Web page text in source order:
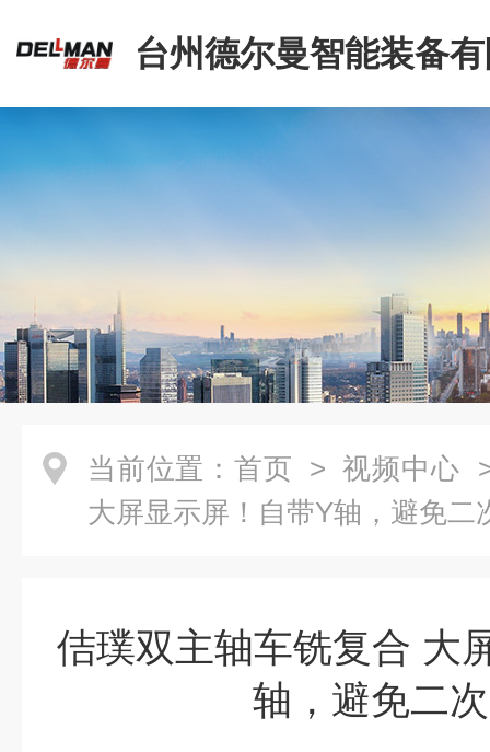
台州德尔曼智能装备
当前位置： 首页 > 视频中心
大屏显示屏！自带Y轴，避免二
佶璞双主轴车铣复合 大
轴，避免二